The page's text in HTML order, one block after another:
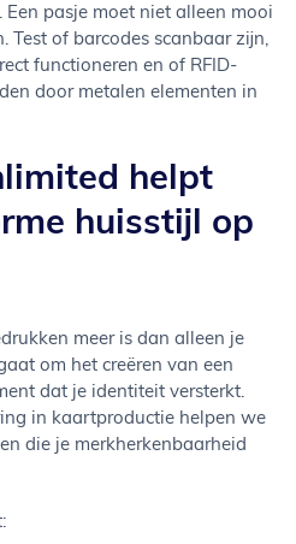
pasje moet niet alleen mooi
Test of barcodes scanbaar zijn,
functioneren en of RFID-
door metalen elementen in
helpt
huisstijl op
meer is dan alleen je
om het creëren van een
dat je identiteit versterkt.
in kaartproductie helpen we
die je merkherkenbaarheid